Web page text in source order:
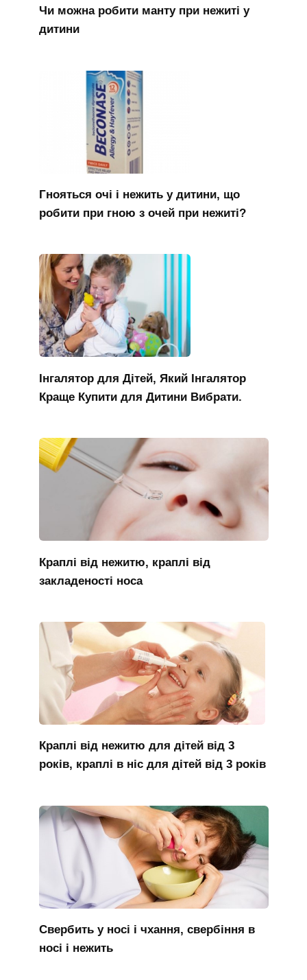
Чи можна робити манту при нежиті у
дитини
Гнояться очі і нежить у дитини, що
робити при гною з очей при нежиті?
Інгалятор для Дітей, Який Інгалятор
Краще Купити для Дитини Вибрати.
Краплі від нежитю, краплі від
закладеності носа
Краплі від нежитю для дітей від 3
років, краплі в ніс для дітей від 3 років
Свербить у носі і чхання, свербіння в
носі і нежить